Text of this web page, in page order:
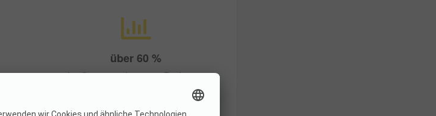
über 60 %
der Campingplätze am Bodensee
sind besonders kinderfreundlich.